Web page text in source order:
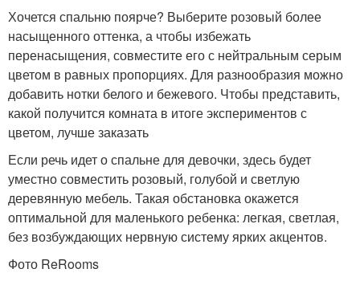
Хочется спальню поярче? Выберите розовый более
насыщенного оттенка, а чтобы избежать
перенасыщения, совместите его с нейтральным серым
цветом в равных пропорциях. Для разнообразия можно
добавить нотки белого и бежевого. Чтобы представить,
какой получится комната в итоге экспериментов с
цветом, лучше заказать
Если речь идет о спальне для девочки, здесь будет
уместно совместить розовый, голубой и светлую
деревянную мебель. Такая обстановка окажется
оптимальной для маленького ребенка: легкая, светлая,
без возбуждающих нервную систему ярких акцентов.
Фото ReRooms